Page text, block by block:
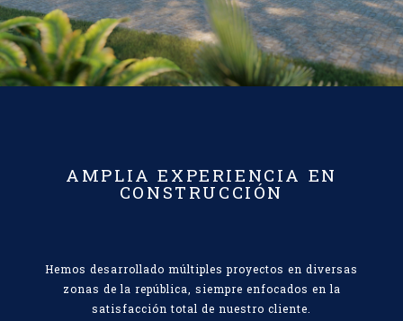
AMPLIA EXPERIENCIA EN
CONSTRUCCIÓN
Hemos desarrollado múltiples proyectos en diversas
zonas de la república, siempre enfocados en la
satisfacción total de nuestro cliente.